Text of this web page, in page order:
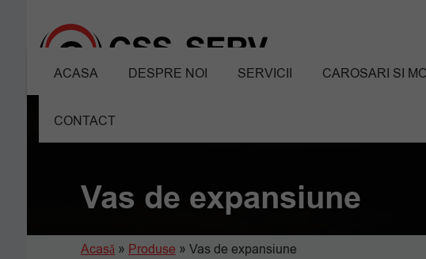
ACASA DESPRE NOI SERVICII CAROSARI SI
CONTACT
Vas de expansiune
Acasă» Produse » Vas de expansiune